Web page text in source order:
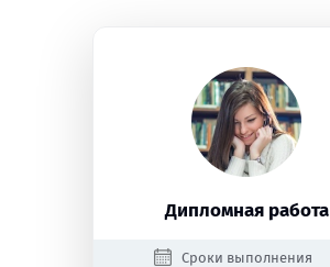
Дипломная работа
Сроки выполнения